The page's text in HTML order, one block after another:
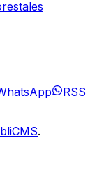
RSS
.